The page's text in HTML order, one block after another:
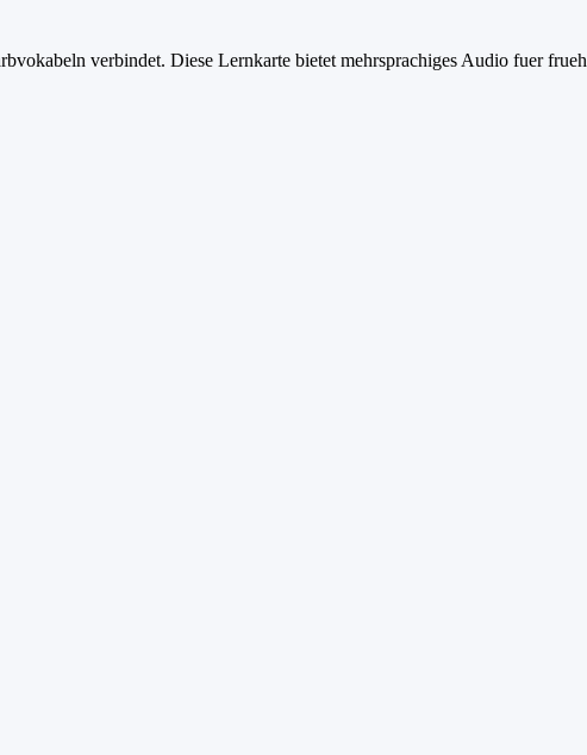
verbindet. Diese Lernkarte bietet mehrsprachiges Audio fuer